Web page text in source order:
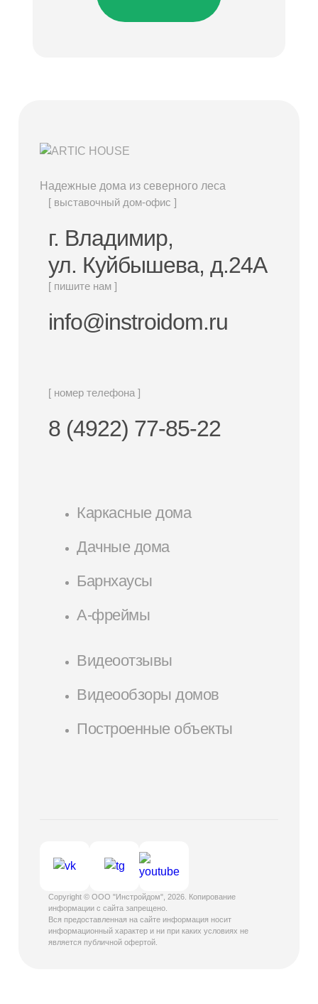
Надежные дома из северного леса
[ выставочный дом-офис ]
г. Владимир,
ул. Куйбышева, д.24А
[ пишите нам ]
info@instroidom.ru
[ номер телефона ]
8 (4922) 77-85-22
Каркасные дома
Дачные дома
Барнхаусы
А-фреймы
Видеоотзывы
Видеообзоры домов
Построенные объекты
Copyright © ООО "Инстройдом", 2026. Копирование
информации с сайта запрещено.
Вся предоставленная на сайте информация носит
информационный характер и ни при каких условиях не
является публичной офертой.